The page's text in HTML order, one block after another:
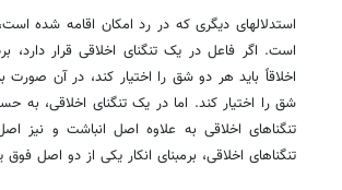
استدلالهای دیگری که در رد امکان اقامه شده
است. اگر فاعل در یک تنگنای اخلاقی قرار دارد،
اخلاقاً باید هر دو شق را اختیار کند، در آن
شق را اختیار کند. اما در یک تنگنای اخلاقی، به
تنگناهای اخلاقی به علاوه اصل انباشت و نیز
تنگناهای اخلاقی، برمبنای انکار یکی از دو اصل